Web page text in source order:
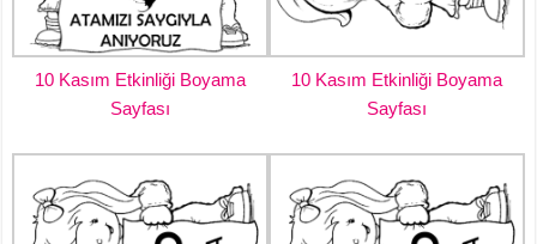
10 Kasım Etkinliği Boyama
Sayfası
10 Kasım Etkinliği Boyama
Sayfası